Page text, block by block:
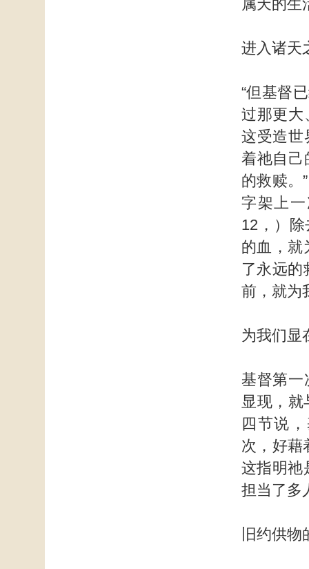
属天的生
进入诸天
“但基督
过那更大
这受造世
着祂自己
的救赎。
字架上
12，）
的血，就
了永远的
前，就为
为我们显
基督第一
显现，就
四节说
次，好藉
这指明祂
担当了多
旧约供物